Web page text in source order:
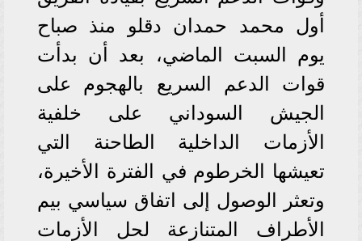
أول محمد حمدان دقلو منذ صباح
يوم السبت الماضي، بعد أن بدأت
قوات الدعم السريع بالهجوم على
الجيش السوداني على خلفية
الأزمات الداخلية الطاحنة التي
تعيشها الخرطوم في الفترة الأخيرة،
وتعثر الوصول إلى اتفاق سياسي بيم
الأطراف المتنازعة لحل الأزمات